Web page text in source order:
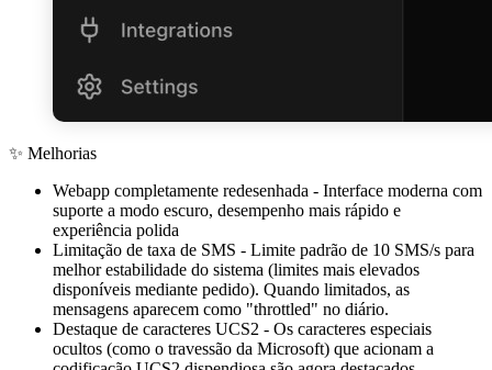
✨ Melhorias
Webapp completamente redesenhada - Interface moderna com
suporte a modo escuro, desempenho mais rápido e
experiência polida
Limitação de taxa de SMS - Limite padrão de 10 SMS/s para
melhor estabilidade do sistema (limites mais elevados
disponíveis mediante pedido). Quando limitados, as
mensagens aparecem como "throttled" no diário.
Destaque de caracteres UCS2 - Os caracteres especiais
ocultos (como o travessão da Microsoft) que acionam a